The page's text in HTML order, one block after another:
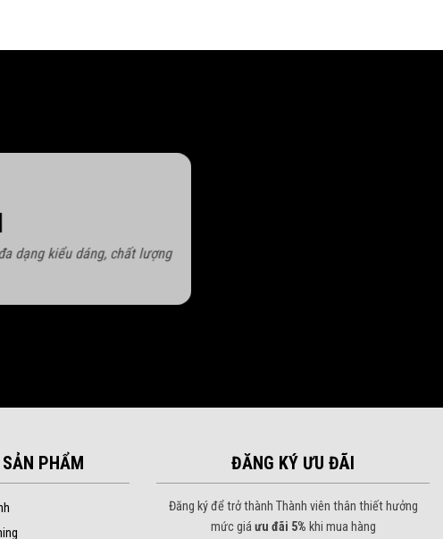
dạng kiểu dáng, chất lượng
SẢN PHẨM ĐĂNG KÝ ƯU ĐÃI
Đăng ký để trở thành Thành viên thân thiết hưởng
mức giáưu đãi 5% khi mua hàng